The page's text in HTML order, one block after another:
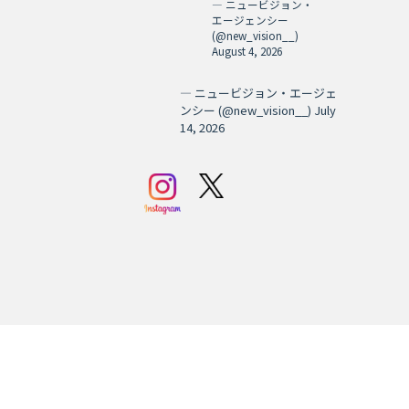
— ニュービジョン・
エージェンシー
(@new_vision__)
August 4, 2026
— ニュービジョン・エージェ
ンシー (@new_vision__) July
14, 2026